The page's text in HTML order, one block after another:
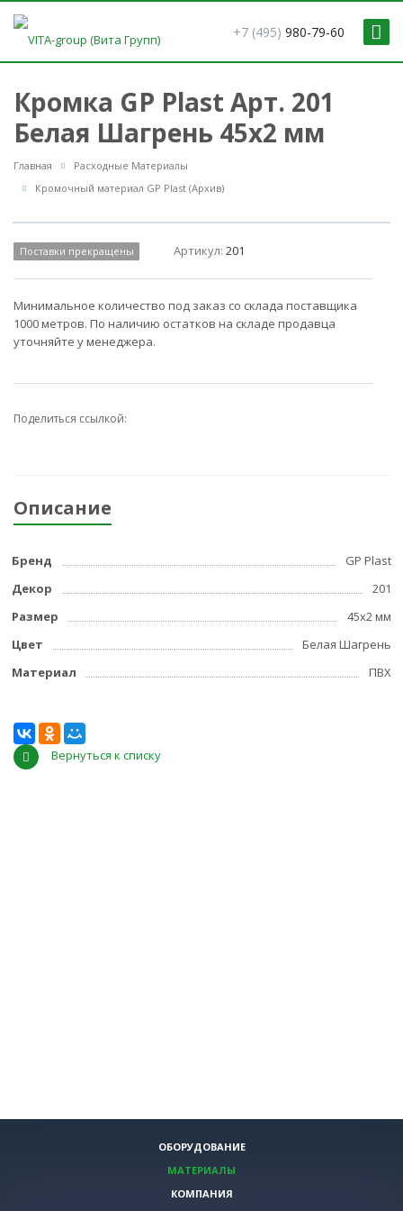
+7 (495) 980-79-60
Кромка GP Plast Арт. 201
Белая Шагрень 45x2 мм
Главная
Расходные Материалы
Кромочный материал GP Plast (Архив)
Поставки прекращены Артикул:201
Минимальное количество под заказ со склада поставщика
1000 метров. По наличию остатков на складе продавца
уточняйте у менеджера.
Поделиться ссылкой:
Описание
Бренд
GP Plast
Декор
201
Размер
45x2 мм
Цвет
Белая Шагрень
Материал
ПВХ
Вернуться к списку
ОБОРУДОВАНИЕ
МАТЕРИАЛЫ
КОМПАНИЯ